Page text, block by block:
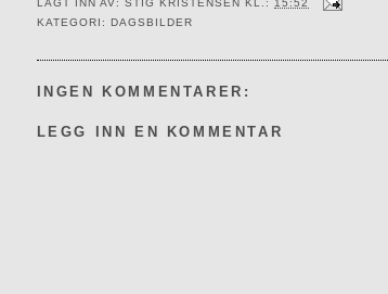
LAGT INN AV: STIG KRISTENSEN KL.: 15:52
KATEGORI: DAGSBILDER
INGEN KOMMENTARER:
LEGG INN EN KOMMENTAR